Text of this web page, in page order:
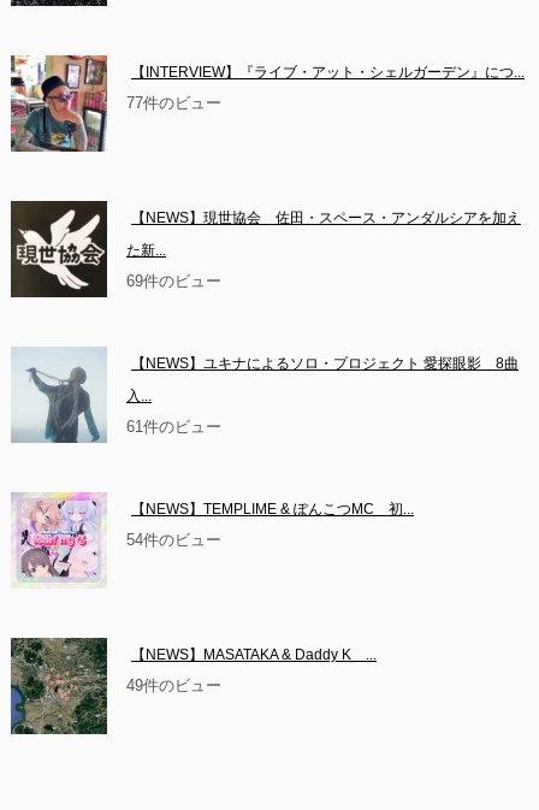
【INTERVIEW】『ライブ・アット・シェルガーデン』につ...
77件のビュー
【NEWS】現世協会　佐田・スペース・アンダルシアを加え
た新...
69件のビュー
【NEWS】ユキナによるソロ・プロジェクト 愛探眼影　8曲
入...
61件のビュー
【NEWS】TEMPLIME & ぽんこつMC　初...
54件のビュー
【NEWS】MASATAKA & Daddy K　...
49件のビュー